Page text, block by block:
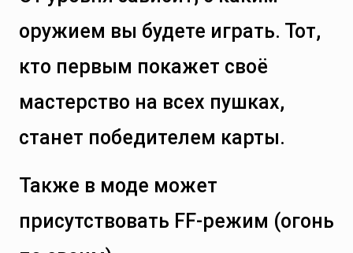
оружием вы будете играть. Тот,
кто первым покажет своё
мастерство на всех пушках,
станет победителем карты.
Также в моде может
присутствовать FF-режим (огонь